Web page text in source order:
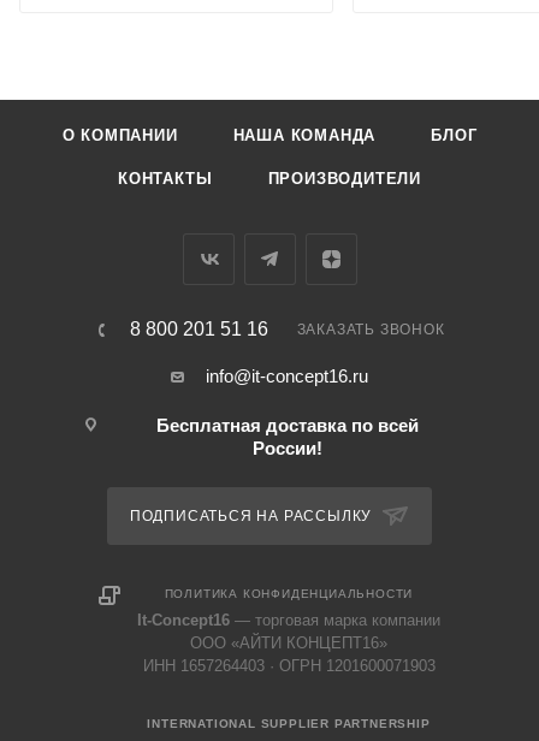
О КОМПАНИИ НАША КОМАНДА БЛОГ
КОНТАКТЫ ПРОИЗВОДИТЕЛИ
8 800 201 51 16 ЗАКАЗАТЬ ЗВОНОК
info@it-concept16.ru
Бесплатная доставка по всей
России!
ПОДПИСАТЬСЯ НА РАССЫЛКУ
ПОЛИТИКА КОНФИДЕНЦИАЛЬНОСТИ
It-Concept16 — торговая марка компании
ООО «АЙТИ КОНЦЕПТ16»
ИНН 1657264403 · ОГРН 1201600071903
INTERNATIONAL SUPPLIER PARTNERSHIP